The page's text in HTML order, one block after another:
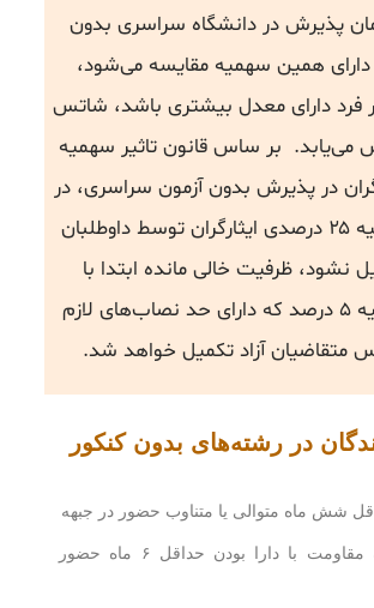
پذیرش در دانشگاه سراسری بدون
دارای همین سهمیه مقایسه می‌شود،
فرد دارای معدل بیشتری باشد، شاتس
می‌یابد. بر ساس قانون تاثیر سهمیه
در پذیرش بدون آزمون سراسری، در
صورتی که سهمیه ۲۵ درصدی ایثارگران توسط داوطلبان
نشود، ظرفیت خالی مانده ابتدا با
متقاضیان سهمیه ۵ درصد که دارای حد نصاب‌های لازم
متقاضیان آزاد تکمیل خواهد شد.
در رشته‌های بدون کنکور
۲. رزمندگان جبهه مقاومت با دارا بودن حداقل ۶ ماه حضور